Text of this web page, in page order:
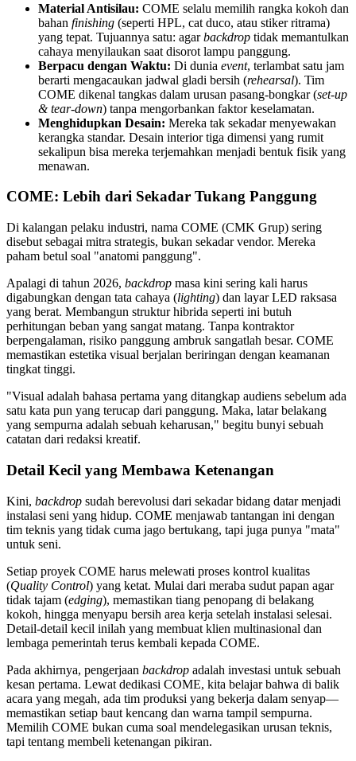
Material Antisilau: COME selalu memilih rangka kokoh dan
bahan finishing (seperti HPL, cat duco, atau stiker ritrama)
yang tepat. Tujuannya satu: agarbackdrop tidak memantulkan
cahaya menyilaukan saat disorot lampu panggung.
Berpacu dengan Waktu: Di dunia event, terlambat satu jam
berarti mengacaukan jadwal gladi bersih (rehearsal). Tim
COME dikenal tangkas dalam urusan pasang-bongkar (set-up
& tear-down) tanpa mengorbankan faktor keselamatan.
Menghidupkan Desain: Mereka tak sekadar menyewakan
kerangka standar. Desain interior tiga dimensi yang rumit
sekalipun bisa mereka terjemahkan menjadi bentuk fisik yang
menawan.
COME: Lebih dari Sekadar Tukang Panggung
Di kalangan pelaku industri, nama COME (CMK Grup) sering
disebut sebagai mitra strategis, bukan sekadar vendor. Mereka
paham betul soal "anatomi panggung".
Apalagi di tahun 2026, backdrop masa kini sering kali harus
digabungkan dengan tata cahaya (lighting) dan layar LED raksasa
yang berat. Membangun struktur hibrida seperti ini butuh
perhitungan beban yang sangat matang. Tanpa kontraktor
berpengalaman, risiko panggung ambruk sangatlah besar. COME
memastikan estetika visual berjalan beriringan dengan keamanan
tingkat tinggi.
"Visual adalah bahasa pertama yang ditangkap audiens sebelum ada
satu kata pun yang terucap dari panggung. Maka, latar belakang
yang sempurna adalah sebuah keharusan," begitu bunyi sebuah
catatan dari redaksi kreatif.
Detail Kecil yang Membawa Ketenangan
Kini, backdrop sudah berevolusi dari sekadar bidang datar menjadi
instalasi seni yang hidup. COME menjawab tantangan ini dengan
tim teknis yang tidak cuma jago bertukang, tapi juga punya "mata"
untuk seni.
Setiap proyek COME harus melewati proses kontrol kualitas
(Quality Control) yang ketat. Mulai dari meraba sudut papan agar
tidak tajam (edging), memastikan tiang penopang di belakang
kokoh, hingga menyapu bersih area kerja setelah instalasi selesai.
Detail-detail kecil inilah yang membuat klien multinasional dan
lembaga pemerintah terus kembali kepada COME.
Pada akhirnya, pengerjaan backdrop adalah investasi untuk sebuah
kesan pertama. Lewat dedikasi COME, kita belajar bahwa di balik
acara yang megah, ada tim produksi yang bekerja dalam senyap—
memastikan setiap baut kencang dan warna tampil sempurna.
Memilih COME bukan cuma soal mendelegasikan urusan teknis,
tapi tentang membeli ketenangan pikiran.